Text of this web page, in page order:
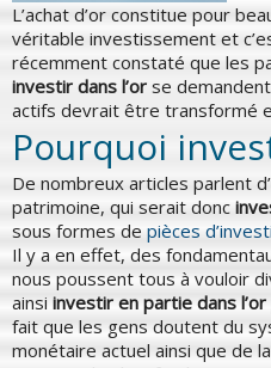
L’achat d’or constitue pour
véritable investissement et
récemment constaté que les
investir dans l’or se
actifs devrait être transformé
Pourquoi
De nombreux articles parlent
patrimoine, qui serait donc
sous formes de pièces
Il y a en effet, des
nous poussent tous à vouloir
ainsi investir en partie dans
fait que les gens doutent du
monétaire actuel ainsi que de